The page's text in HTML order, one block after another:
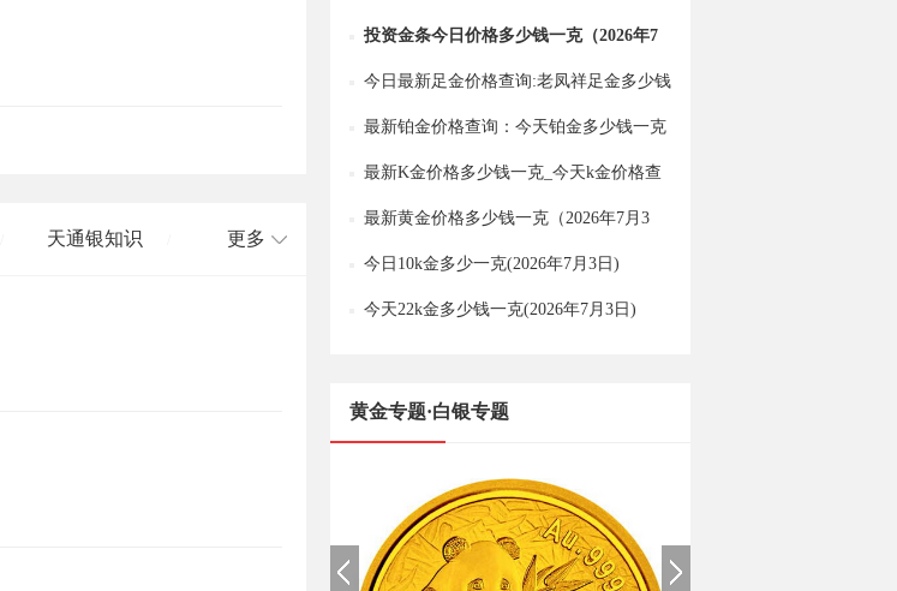
天通银知识 更多
金价多少一克？
投资金条今日价格多少钱一克（2026年7
月3日）
今日最新足金价格查询:老凤祥足金多少钱
一克（2026年7月3日）
最新铂金价格查询：今天铂金多少钱一克
（2026年7月3日）
最新K金价格多少钱一克_今天k金价格查
询（2026年7月3日）
最新黄金价格多少钱一克（2026年7月3
日）
今日10k金多少一克(2026年7月3日)
今天22k金多少钱一克(2026年7月3日)
黄金专题·白银专题